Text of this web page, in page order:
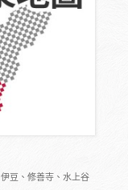
豆、修善寺、水上谷